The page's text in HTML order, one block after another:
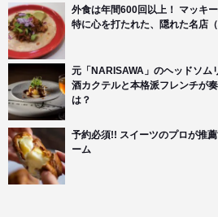
外食は年間600回以上！ マッキ
特に心を打たれた、隠れた名店（
元「NARISAWA」のヘッドソム
酒カクテルと本格派フレンチが
は？
予約必須!! スイーツのプロが推
ーム